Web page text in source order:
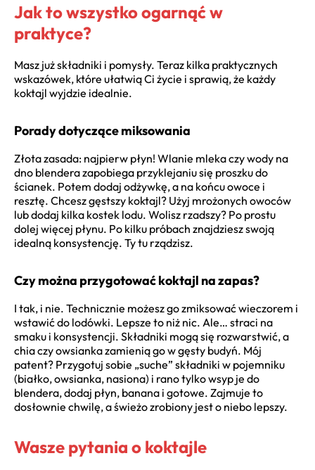
Jak to wszystko ogarnąć w
praktyce?
Masz już składniki i pomysły. Teraz kilka praktycznych
wskazówek, które ułatwią Ci życie i sprawią, że każdy
koktajl wyjdzie idealnie.
Porady dotyczące miksowania
Złota zasada: najpierw płyn! Wlanie mleka czy wody na
dno blendera zapobiega przyklejaniu się proszku do
ścianek. Potem dodaj odżywkę, a na końcu owoce i
resztę. Chcesz gęstszy koktajl? Użyj mrożonych owoców
lub dodaj kilka kostek lodu. Wolisz rzadszy? Po prostu
dolej więcej płynu. Po kilku próbach znajdziesz swoją
idealną konsystencję. Ty tu rządzisz.
Czy można przygotować koktajl na zapas?
I tak, i nie. Technicznie możesz go zmiksować wieczorem i
wstawić do lodówki. Lepsze to niż nic. Ale… straci na
smaku i konsystencji. Składniki mogą się rozwarstwić, a
chia czy owsianka zamienią go w gęsty budyń. Mój
patent? Przygotuj sobie „suche” składniki w pojemniku
(białko, owsianka, nasiona) i rano tylko wsyp je do
blendera, dodaj płyn, banana i gotowe. Zajmuje to
dosłownie chwilę, a świeżo zrobiony jest o niebo lepszy.
Wasze pytania o koktajle